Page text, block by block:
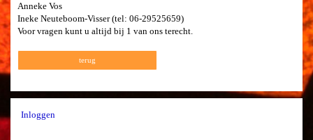
Anneke Vos
Ineke Neuteboom-Visser (tel: 06-29525659)
Voor vragen kunt u altijd bij 1 van ons terecht.
terug
Inloggen